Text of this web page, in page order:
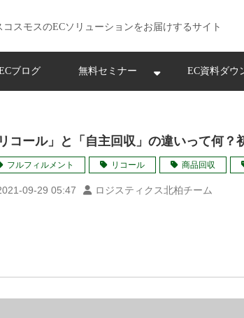
コスモスのECソリューションをお届けするサイト
ブログ 無料セミナー EC資料ダウ
リコール」と「自主回収」の違いって何？
フルフィルメント リコール 商品回収
09-29 05:47 ロジスティクス北柏チーム